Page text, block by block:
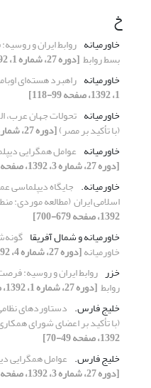
خ
خاورمیانه روابط ایران و
بسط روابط ‏[دوره 27، شماره 1، 1392، صفحه 71-98]
خاورمیانه راهبرد هسته‌ای
1، 1392، صفحه 99-118]
خاورمیانه تحولات جهان عرب،
(با تأکید بر مصر)‏[دوره 27، شماره 2، 1392، صفحه 535-562]
خاورمیانه عوامل همگرایی
[دوره 27، شماره 3، 1392، صفحه 795-816]
خاورمیانه.‏ جایگاه
اسلامی ایران ‏ ‏(مطالعه موردی:
1392، صفحه 679-700]
خاورمیانه و شمال آفریقا
خاورمیانه[دوره 27، شماره 4، 1392، صفحه 965-987]
خزر روابط ایران و روسیه:
روابط ‏[دوره 27، شماره 1، 1392، صفحه 71-98]
خلیج ‏فارس.‏ دستاوردهای
‏‏(با تأکید بر اعضای شورای
1392، صفحه 49-70]
خلیج فارس.‏ عوامل همگرایی
[دوره 27، شماره 3، 1392، صفحه 795-816]